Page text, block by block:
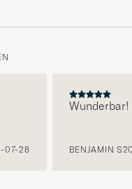
07-28
Wunderbar!
BENJAMIN S